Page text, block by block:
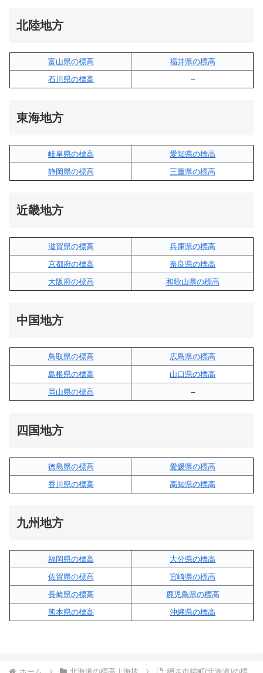
北陸地方
富山県の標高
福井県の標高
石川県の標高
–
東海地方
岐阜県の標高
愛知県の標高
静岡県の標高
三重県の標高
近畿地方
滋賀県の標高
兵庫県の標高
京都府の標高
奈良県の標高
大阪府の標高
和歌山県の標高
中国地方
鳥取県の標高
広島県の標高
島根県の標高
山口県の標高
岡山県の標高
–
四国地方
徳島県の標高
愛媛県の標高
香川県の標高
高知県の標高
九州地方
福岡県の標高
大分県の標高
佐賀県の標高
宮崎県の標高
長崎県の標高
鹿児島県の標高
熊本県の標高
沖縄県の標高